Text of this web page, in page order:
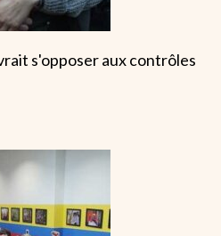
s'opposer aux contrôles